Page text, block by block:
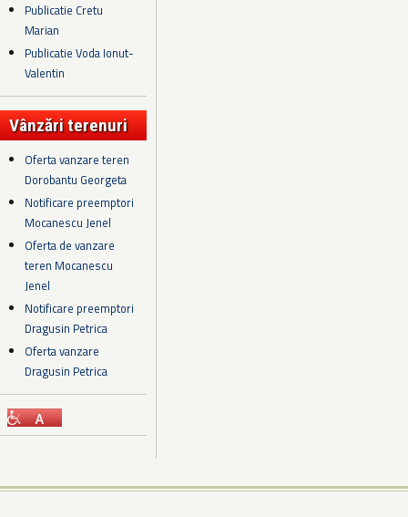
Publicatie Cretu
Marian
Publicatie Voda Ionut-
Valentin
Vânzări terenuri
Oferta vanzare teren
Dorobantu Georgeta
Notificare preemptori
Mocanescu Jenel
Oferta de vanzare
teren Mocanescu
Jenel
Notificare preemptori
Dragusin Petrica
Oferta vanzare
Dragusin Petrica